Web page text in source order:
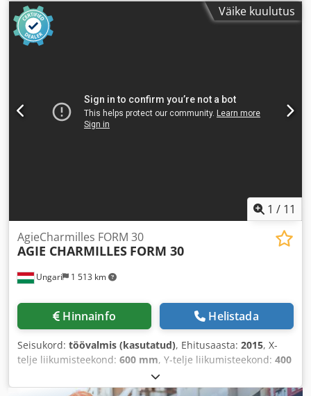
650 mm
Väike kuulutus
1 / 11
Ungari 1 513 km
AgieCharmilles FORM 30
AGIE CHARMILLES FORM 30
Hinnainfo Helistada
Seisukord: töövalmis (kasutatud), Ehitusaasta: 2015, X-
telje liikumisteekond: 600 mm, Y-telje liikumisteekond: 400
, Z-telje liikumisteekond:400 mm
4-teljeline AgieCharmilles FORM 30 stantsimis- ja